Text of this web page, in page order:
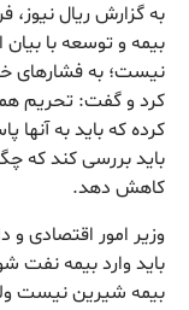
به گزارش ریال
بیمه و توسعه با
نیست؛ به فشارهای
کرد و گفت: تحریم
کرده که باید به
باید بررسی کند که
کاهش دهد.
وزیر امور اقتصادی و
باید وارد بیمه نفت
بیمه شیرین نیست